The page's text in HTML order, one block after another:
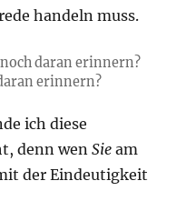
handeln muss.
daran erinnern?
erinnern?
ich diese
denn wenSie am
der Eindeutigkeit